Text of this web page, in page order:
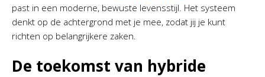
past in een moderne, bewuste levensstijl. Het systeem
denkt op de achtergrond met je mee, zodat jij je kunt
richten op belangrijkere zaken.
De toekomst van hybride